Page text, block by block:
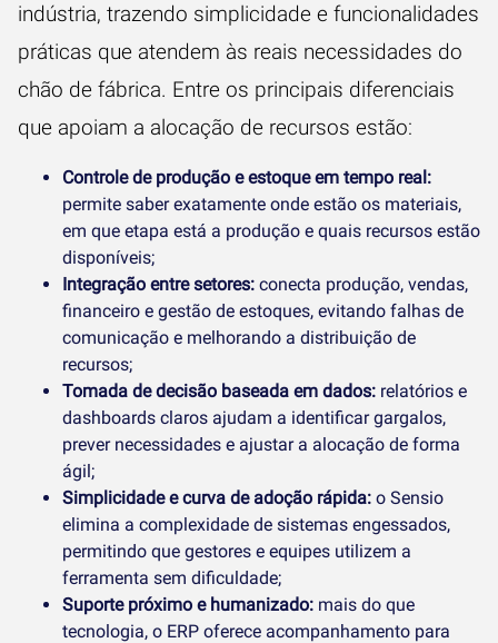
indústria, trazendo simplicidade e funcionalidades
práticas que atendem às reais necessidades do
chão de fábrica. Entre os principais diferenciais
que apoiam a alocação de recursos estão:
Controle de produção e estoque em tempo real:
permite saber exatamente onde estão os materiais,
em que etapa está a produção e quais recursos estão
disponíveis;
Integração entre setores: conecta produção, vendas,
financeiro e gestão de estoques, evitando falhas de
comunicação e melhorando a distribuição de
recursos;
Tomada de decisão baseada em dados: relatórios e
dashboards claros ajudam a identificar gargalos,
prever necessidades e ajustar a alocação de forma
ágil;
Simplicidade e curva de adoção rápida: o Sensio
elimina a complexidade de sistemas engessados,
permitindo que gestores e equipes utilizem a
ferramenta sem dificuldade;
Suporte próximo e humanizado: mais do que
tecnologia, o ERP oferece acompanhamento para